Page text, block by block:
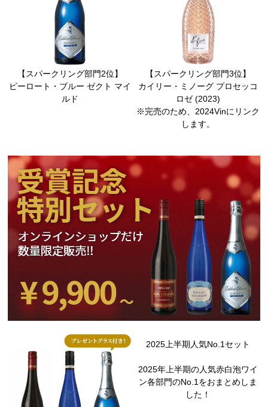
【スパークリング部門2位】
ピーロート・ブルー ゼクト マイ
ルド
【スパークリング部門3位】
カイリー・ミノーグ プロセッコ
ロゼ (2023)
※完売のため、2024Vinにリンク
します。
2025上半期人気No.1セット
2025年上半期の人気赤白泡ワイ
ン各部門のNo.1をおまとめしま
した！